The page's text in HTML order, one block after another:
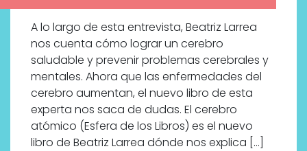
A lo largo de esta entrevista, Beatriz Larrea
nos cuenta cómo lograr un cerebro
saludable y prevenir problemas cerebrales y
mentales. Ahora que las enfermedades del
cerebro aumentan, el nuevo libro de esta
experta nos saca de dudas. El cerebro
atómico (Esfera de los Libros) es el nuevo
libro de Beatriz Larrea dónde nos explica […]